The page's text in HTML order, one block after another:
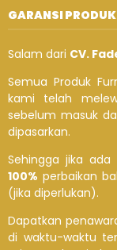
GARANSI PRODUK
Salam dari CV.
Semua Produk
kami telah
sebelum masuk
dipasarkan.
Sehingga jika
100% perbaikan
(jika diperlukan).
Dapatkan
di waktu-waktu